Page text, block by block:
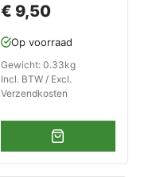
€ 9,50
Op voorraad
Gewicht: 0.33kg
Incl. BTW / Excl.
Verzendkosten